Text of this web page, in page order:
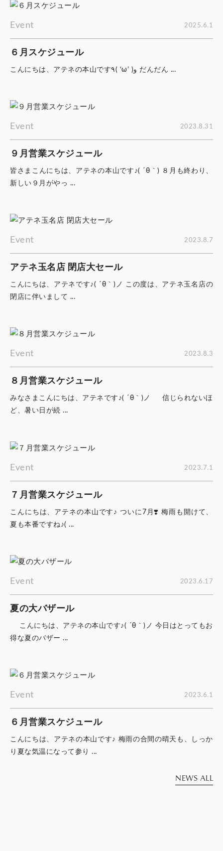
Event 2025.6.1
６月スケジュール
こんにちは、アテネの本山です٩( ‘ω’ )و だんだん ...
Event 2023.8.31
９月営業スケジュール
皆さまこんにちは、アテネの本山です♪( ´θ｀) ８月も終わり、
新しい９月がやっ ...
Event 2023.8.7
アテネ玉名店 閉店大セール
こんにちは、アテネです♪( ´θ｀)ノ この度は、アテネ玉名店の
閉店に伴いまして ...
Event 2023.8.3
８月営業スケジュール
みなさまこんにちは、アテネです♪( ´θ｀)ノ 信じられないほ
ど、暑い日が続 ...
Event 2023.7.1
７月営業スケジュール
こんにちは、アテネの本山です♪ ついに7月❣️ 梅雨も開けて、
夏も本番ですね♪( ...
Event 2023.6.17
夏の大バザール
こんにちは、アテネの本山です♪( ´θ｀)ノ 今日はとってもお
得な夏のバザー ...
Event 2023.6.1
６月営業スケジュール
こんにちは、アテネの本山です♪ 梅雨の合間の晴天も、しっか
り夏な気温になって参り ...
NEWS ALL